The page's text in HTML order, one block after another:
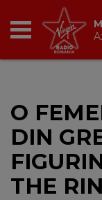
BREAKFAST
TIC TALK
CÂȘTIGĂ
O
DIN
THE